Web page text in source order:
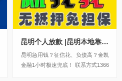
昆明个人放款 |昆明本地靠谱民间借贷 个人一手资金24小时下款
昆明急用钱？征信花、负债高？金凯
金融1小时极速兜底！ 联系方式1366